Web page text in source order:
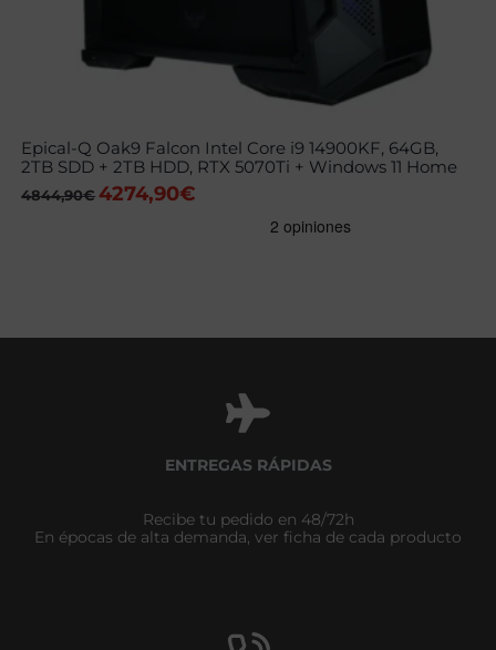
Epical-Q Oak9 Falcon Intel Core i9 14900KF, 64GB,
2TB SDD + 2TB HDD, RTX 5070Ti + Windows 11 Home
4844,90€ El
4274,90€
ENTREGAS RÁPIDAS
Recibe tu pedido en 48/72h
En épocas de alta demanda, ver ficha de cada producto